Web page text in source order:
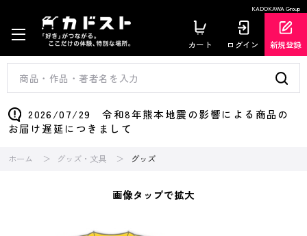
KADOKAWA Group
カート ログイン 新規登録
2026/07/29 令和8年熊本地震の影響による商品の
お届け遅延につきまして
ホーム グッズ・文具 グッズ
画像タップで拡大